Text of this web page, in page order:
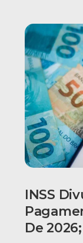
INSS
De